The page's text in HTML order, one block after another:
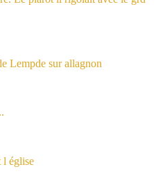
Lempde sur allagnon
église